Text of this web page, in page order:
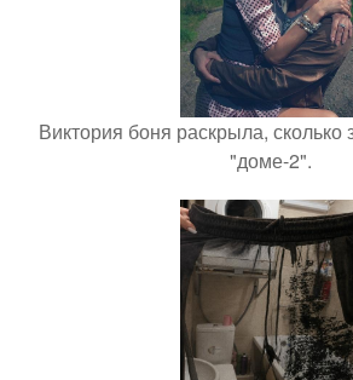
Виктория боня раскрыла,
"доме-2".